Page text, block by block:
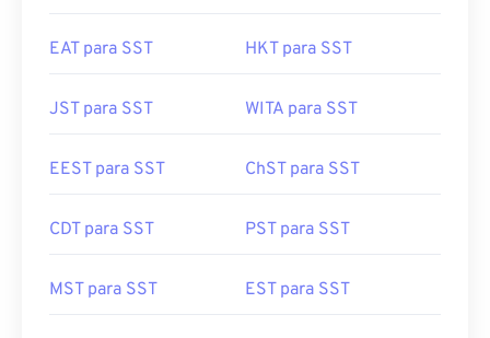
EAT para SST HKT para SST
JST para SST WITA para SST
EEST para SST ChST para SST
CDT para SST PST para SST
MST para SST EST para SST